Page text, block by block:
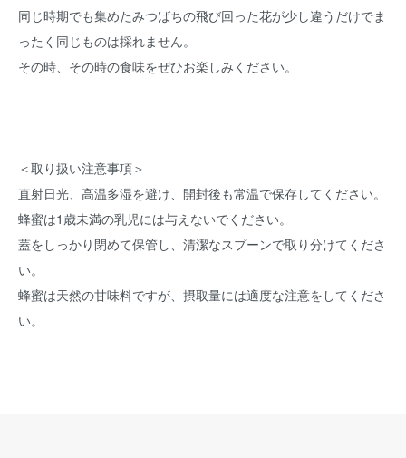
同じ時期でも集めたみつばちの飛び回った花が少し違うだけでま
ったく同じものは採れません。
その時、その時の食味をぜひお楽しみください。
＜取り扱い注意事項＞
直射日光、高温多湿を避け、開封後も常温で保存してください。
蜂蜜は1歳未満の乳児には与えないでください。
蓋をしっかり閉めて保管し、清潔なスプーンで取り分けてくださ
い。
蜂蜜は天然の甘味料ですが、摂取量には適度な注意をしてくださ
い。